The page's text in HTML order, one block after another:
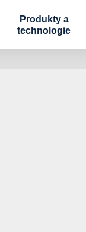
Produkty a
technologie